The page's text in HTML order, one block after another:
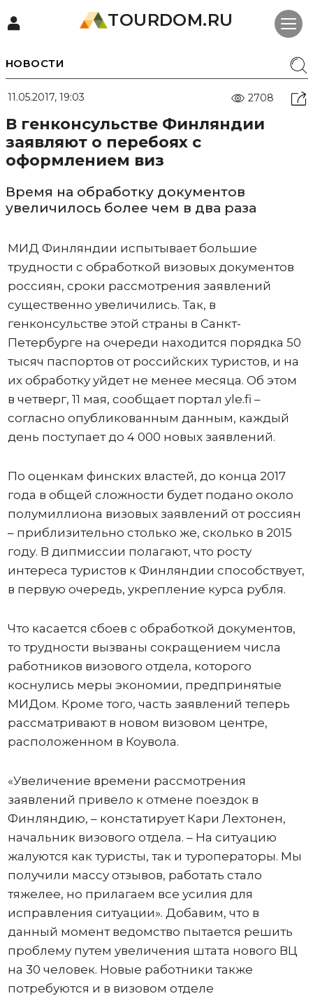
TOURDOM.RU
НОВОСТИ
11.05.2017, 19:03 2708
В генконсульстве Финляндии
заявляют о перебоях с
оформлением виз
Время на обработку документов
увеличилось более чем в два раза
МИД Финляндии испытывает большие
трудности с обработкой визовых документов
россиян, сроки рассмотрения заявлений
существенно увеличились. Так, в
генконсульстве этой страны в Санкт-
Петербурге на очереди находится порядка 50
тысяч паспортов от российских туристов, и на
их обработку уйдет не менее месяца. Об этом
в четверг, 11 мая, сообщает портал yle.fi –
согласно опубликованным данным, каждый
день поступает до 4 000 новых заявлений.
По оценкам финских властей, до конца 2017
года в общей сложности будет подано около
полумиллиона визовых заявлений от россиян
– приблизительно столько же, сколько в 2015
году. В дипмиссии полагают, что росту
интереса туристов к Финляндии способствует,
в первую очередь, укрепление курса рубля.
Что касается сбоев с обработкой документов,
то трудности вызваны сокращением числа
работников визового отдела, которого
коснулись меры экономии, предпринятые
МИДом. Кроме того, часть заявлений теперь
рассматривают в новом визовом центре,
расположенном в Коувола.
«Увеличение времени рассмотрения
заявлений привело к отмене поездок в
Финляндию, – констатирует Кари Лехтонен,
начальник визового отдела. – На ситуацию
жалуются как туристы, так и туроператоры. Мы
получили массу отзывов, работать стало
тяжелее, но прилагаем все усилия для
исправления ситуации». Добавим, что в
данный момент ведомство пытается решить
проблему путем увеличения штата нового ВЦ
на 30 человек. Новые работники также
потребуются и в визовом отделе